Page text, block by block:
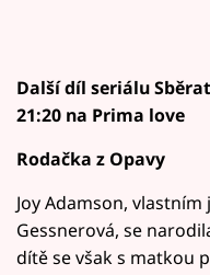
Další díl seriálu
21:20 na Prima love
Rodačka z Opavy
Joy Adamson,
Gessnerová, se
dítě se však s matkou